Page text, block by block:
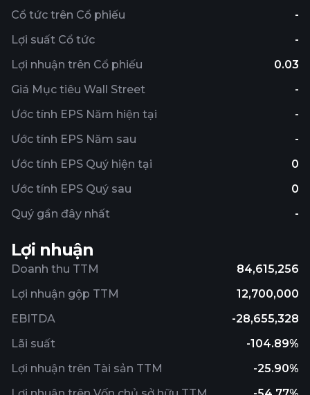
Cổ tức trên Cổ phiếu
-
Lợi suất Cổ tức
-
Lợi nhuận trên Cổ phiếu
0.03
Giá Mục tiêu Wall Street
-
Ước tính EPS Năm hiện tại
-
Ước tính EPS Năm sau
-
Ước tính EPS Quý hiện tại
0
Ước tính EPS Quý sau
0
Quý gần đây nhất
-
Lợi nhuận
Doanh thu TTM
84,615,256
Lợi nhuận gộp TTM
12,700,000
EBITDA
-28,655,328
Lãi suất
-104.89%
Lợi nhuận trên Tài sản TTM
-25.90%